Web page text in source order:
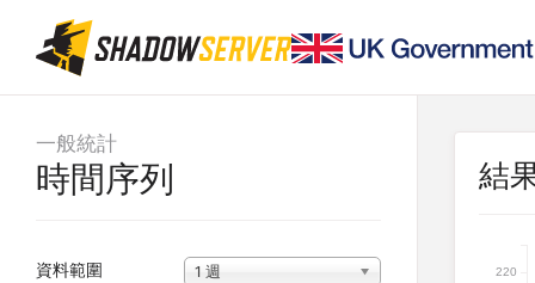
一般統計
時間序列
資料範圍 1 週
結
220